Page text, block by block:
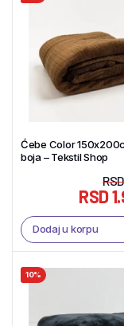
Ćebe Color
boja – Tekstil Shop
RSD
RSD
Dodaj u korpu
10%